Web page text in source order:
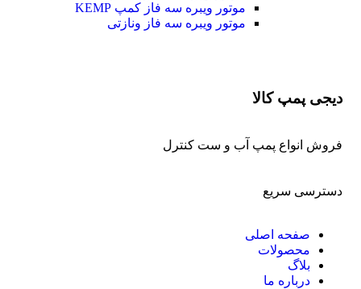
موتور ویبره سه فاز کمپ KEMP
موتور ویبره سه فاز ونازتی
دیجی پمپ کالا
فروش انواع پمپ آب و ست کنترل
دسترسی سریع
صفحه اصلی
محصولات
بلاگ
درباره ما